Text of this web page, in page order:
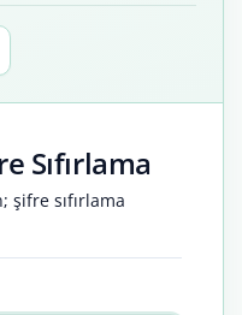
Sıfırlama
şifre sıfırlama